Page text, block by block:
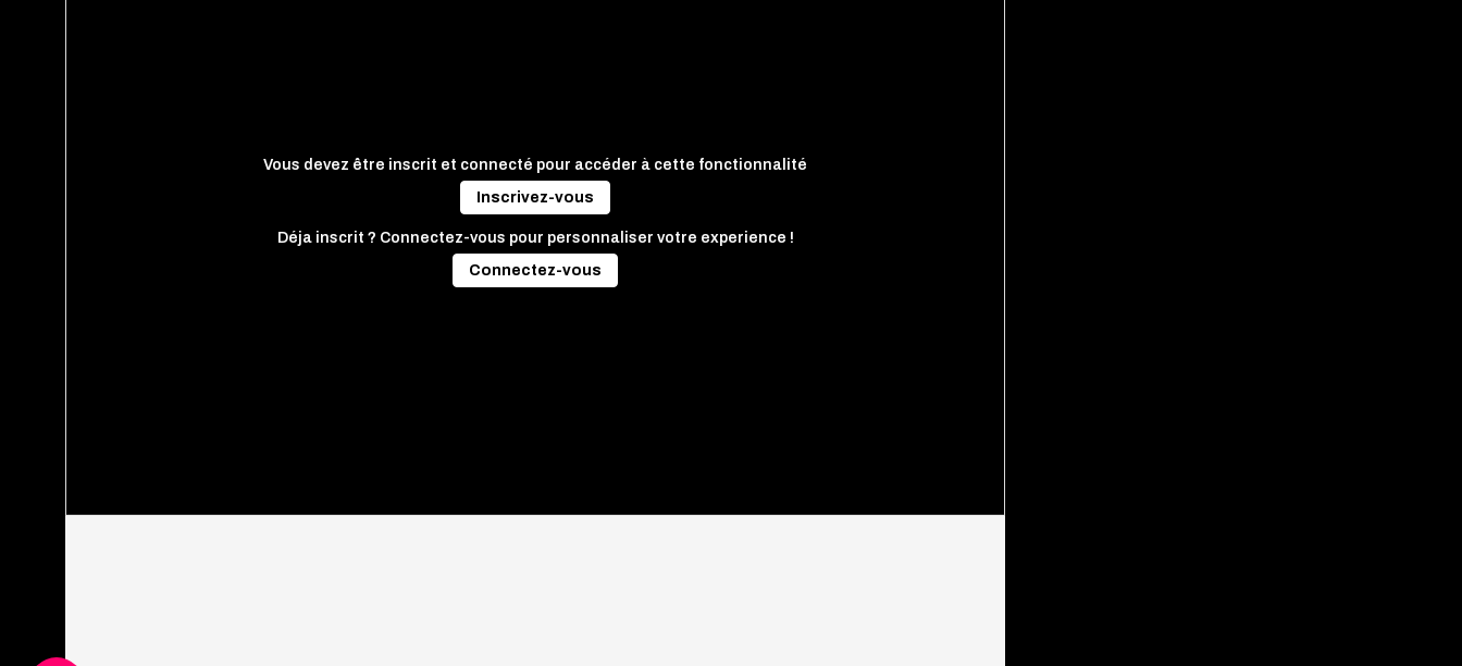
Vous devez être inscrit et connecté pour accéder à cette fonctionnalité
Inscrivez-vous
Déja inscrit ? Connectez-vous pour personnaliser votre experience !
Connectez-vous